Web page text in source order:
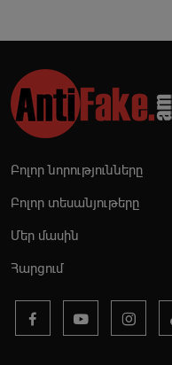
Բոլոր նորությունները
Բոլոր տեսանյութերը
Մեր մասին
Հարցում